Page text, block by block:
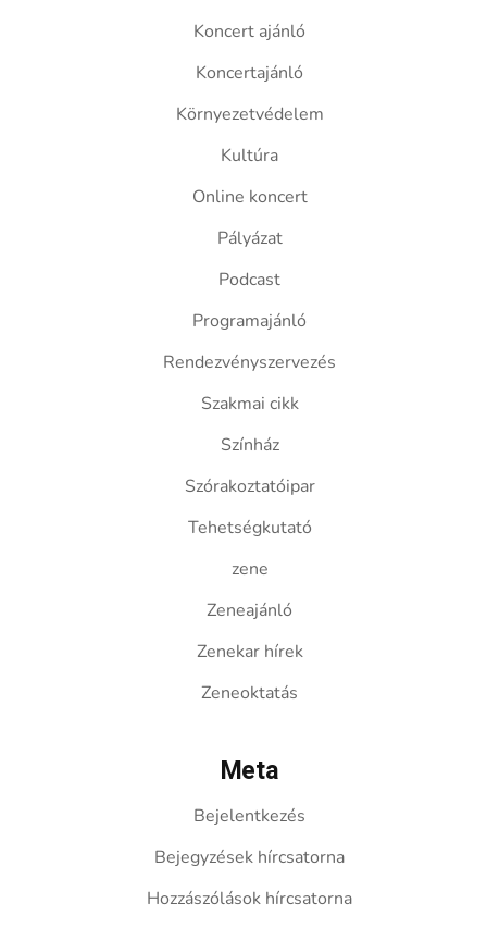
Koncert ajánló
Koncertajánló
Környezetvédelem
Kultúra
Online koncert
Pályázat
Podcast
Programajánló
Rendezvényszervezés
Szakmai cikk
Színház
Szórakoztatóipar
Tehetségkutató
zene
Zeneajánló
Zenekar hírek
Zeneoktatás
Meta
Bejelentkezés
Bejegyzések hírcsatorna
Hozzászólások hírcsatorna